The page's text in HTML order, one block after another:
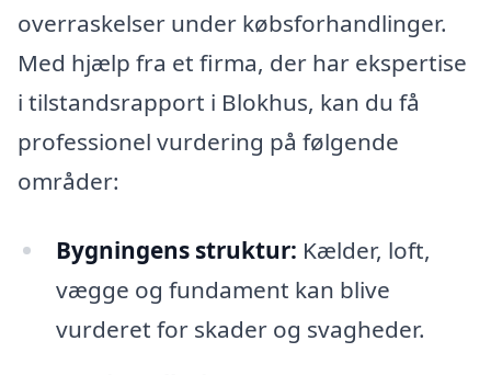
overraskelser under købsforhandlinger.
Med hjælp fra et firma, der har ekspertise
i tilstandsrapport i Blokhus, kan du få
professionel vurdering på følgende
områder:
Bygningens struktur: Kælder, loft,
vægge og fundament kan blive
vurderet for skader og svagheder.